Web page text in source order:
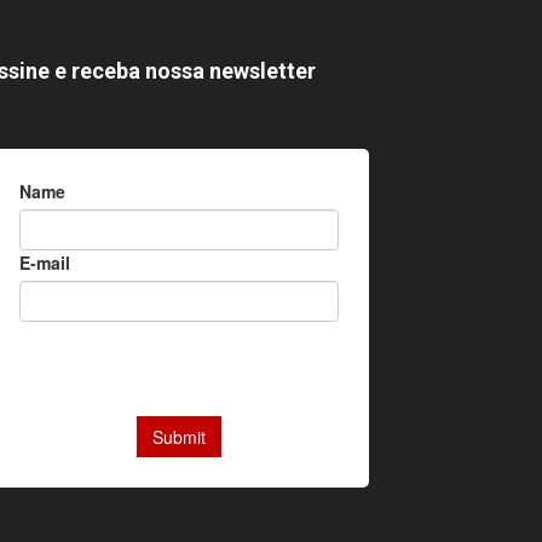
e receba nossa newsletter